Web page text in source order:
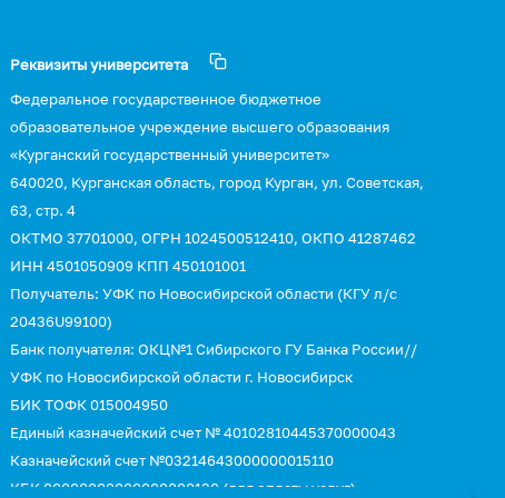
Реквизиты университета
Федеральное государственное бюджетное
образовательное учреждение высшего образования
«Курганский государственный университет»
640020, Курганская область, город Курган, ул. Советская,
63, стр. 4
ОКТМО 37701000, ОГРН 1024500512410, ОКПО 41287462
ИНН 4501050909 КПП 450101001
Получатель: УФК по Новосибирской области (КГУ л/с
20436U99100)
Банк получателя: ОКЦ№1 Сибирского ГУ Банка России//
УФК по Новосибирской области г. Новосибирск
БИК ТОФК 015004950
Единый казначейский счет № 40102810445370000043
Казначейский счет №03214643000000015110
КБК 00000000000000000130 (для оплаты услуг)